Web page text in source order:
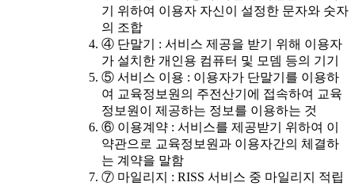
기 위하여 이용자 자신이 설정한 문자와 숫자
의 조합
④ 단말기 : 서비스 제공을 받기 위해 이용자
가 설치한 개인용 컴퓨터 및 모뎀 등의 기기
⑤ 서비스 이용 : 이용자가 단말기를 이용하
여 교육정보원의 주전산기에 접속하여 교육
정보원이 제공하는 정보를 이용하는 것
⑥ 이용계약 : 서비스를 제공받기 위하여 이
약관으로 교육정보원과 이용자간의 체결하
는 계약을 말함
⑦ 마일리지 : RISS 서비스 중 마일리지 적립